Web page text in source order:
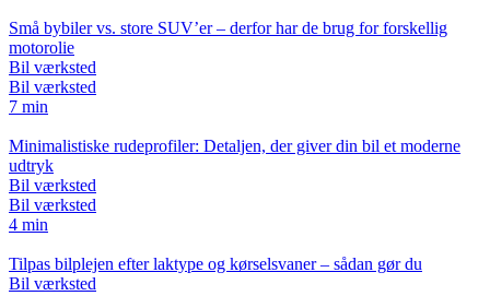
Små bybiler vs. store SUV’er – derfor har de brug for forskellig
motorolie
Bil værksted
Bil værksted
7 min
Minimalistiske rudeprofiler: Detaljen, der giver din bil et moderne
udtryk
Bil værksted
Bil værksted
4 min
Tilpas bilplejen efter laktype og kørselsvaner – sådan gør du
Bil værksted